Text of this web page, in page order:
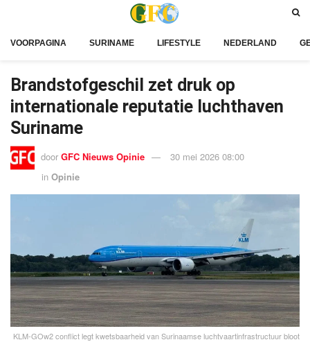
VOORPAGINA SURINAME LIFESTYLE NEDERLAND
Brandstofgeschil zet druk op
internationale reputatie luchthaven
Suriname
door GFC Nieuws Opinie
30 mei 2026 08:00
in Opinie
KLM-GOw2 conflict legt kwetsbaarheid van Surinaamse luchtvaartinfrastructuur bloot